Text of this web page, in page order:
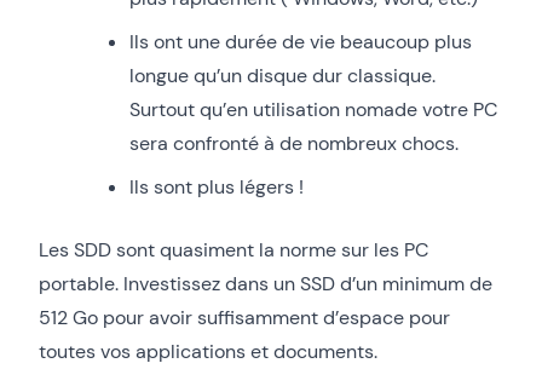
Ils ont une durée de vie beaucoup plus
longue qu’un disque dur classique.
Surtout qu’en utilisation nomade votre PC
sera confronté à de nombreux chocs.
Ils sont plus légers !
Les SDD sont quasiment la norme sur les PC
portable. Investissez dans un SSD d’un minimum de
512 Go pour avoir suffisamment d’espace pour
toutes vos applications et documents.